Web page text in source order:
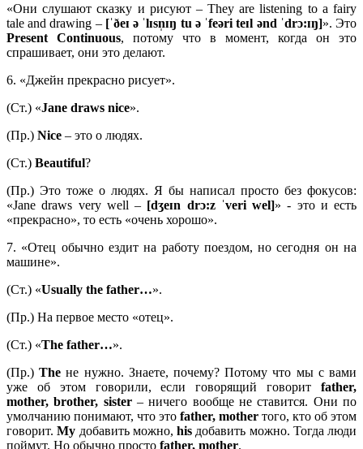
«Они слушают сказку и рисуют – They are listening to a fairy
tale and drawing –[ˈðeɪ ə ˈlɪsn̩ɪŋ tu ə ˈfeəri teɪl ənd ˈdrɔ:ɪŋ]». Это
Present Continuous, потому что в момент, когда он это
спрашивает, они это делают.
6. «Джейн прекрасно рисует».
(Ст.) «Jane draws nice».
(Пр.) Nice – это о людях.
(Ст.) Beautiful?
(Пр.) Это тоже о людях. Я бы написал просто без фокусов:
«Jane draws very well – [dʒeɪn drɔ:z ˈveri wel]» - это и есть
«прекрасно», то есть «очень хорошо».
7. «Отец обычно ездит на работу поездом, но сегодня он на
машине».
(Ст.) «Usually the father…».
(Пр.) На первое место «отец».
(Ст.) «The father…».
(Пр.)Theне нужно. Знаете, почему? Потому что мы с вами
уже об этом говорили, если говорящий говорит father,
mother,brother, sister– ничего вообще не ставится. Они по
умолчанию понимают, что это father, mother того, кто об этом
говорит.My добавить можно, his добавить можно. Тогда люди
поймут. Но обычно просто father, mother.